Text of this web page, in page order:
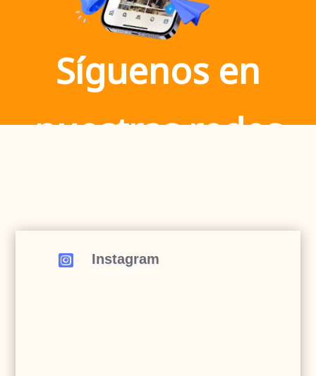
Síguenos en
nuestras redes
 Instagram